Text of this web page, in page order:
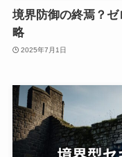
境界防御の終焉？
略
2025年7月1日